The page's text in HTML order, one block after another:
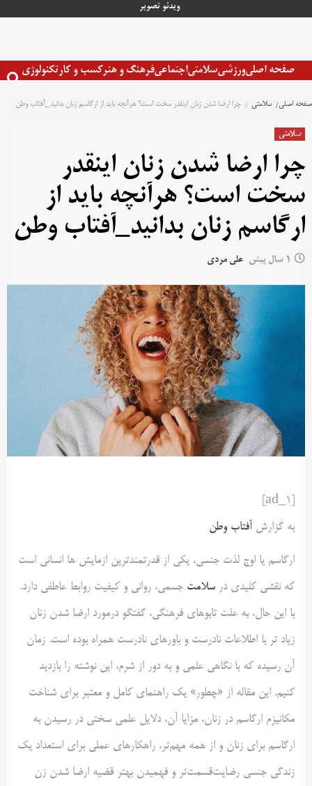
ویدئو تصویر
صفحه اصلیورزشیسلامتیاجتماعیفرهنگ و هنرکسب و کارتکنولوژی
صفحه اصلی سلامتی چرا ارضا شدن زنان اینقدر سخت است؟ هرآنچه باید از ارگاسم زنان بدانید_آفتاب وطن
سلامتی
چرا ارضا شدن زنان اینقدر
سخت است؟ هرآنچه باید از
ارگاسم زنان بدانید_آفتاب وطن
1 سال پیش علی مردی
به گزارش آفتاب وطن
ارگاسم یا اوج لذت جنسی، یکی از قدرتمندترین ازمایش ها انسانی است
که نقشی کلیدی در سلامت جسمی، روانی و کیفیت روابط عاطفی دارد.
با این حال، به علت تابوهای فرهنگی، گفتگو درمورد ارضا شدن زنان
زیاد تر با اطلاعات نادرست و باورهای نادرست همراه بوده است. زمان
آن رسیده که با نگاهی علمی و به دور از شرم، این نوشته را بازدید
کنیم. این مقاله از «چطور» یک راهنمای کامل و معتبر برای شناخت
مکانیزم ارگاسم در زنان، مزایا آن، دلایل علمی سختی در رسیدن به
ارگاسم برای زنان و از همه مهم‌تر، راهکارهای عملی برای استعداد یک
زندگی جنسی رضایت‌قسمت‌تر و فهمیدن بهتر قضیه ارضا شدن زن